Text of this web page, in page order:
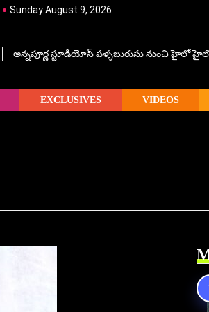
Sunday August 9, 2026
అన్నపూర్ణ స్టూడియోస్ పళ్ళబురుసు నుంచి హైలో
EXCLUSIVES VIDEOS